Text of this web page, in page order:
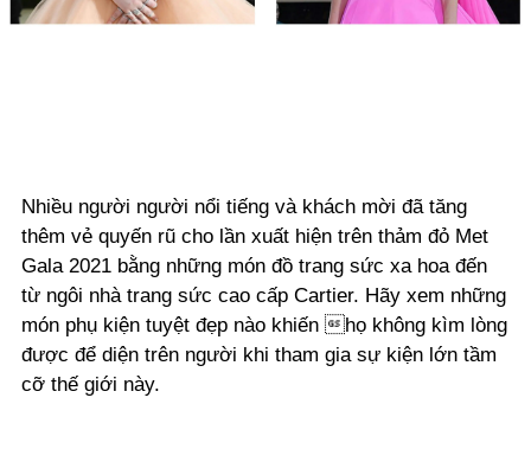
Nhiều người người nổi tiếng và khách mời đã tăng
thêm vẻ quyến rũ cho lần xuất hiện trên thảm đỏ Met
Gala 2021 bằng những món đồ trang sức xa hoa đến
từ ngôi nhà trang sức cao cấp Cartier. Hãy xem những
món phụ kiện tuyệt đẹp nào khiến họ không kìm lòng
được để diện trên người khi tham gia sự kiện lớn tầm
cỡ thế giới này.